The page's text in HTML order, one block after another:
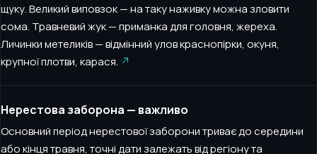
щуку. Великий виповзок — на таку наживку можна зловити
сома. Травневий жук — приманка для головня, жереха.
Личинки метеликів — відмінний улов краснопірки, окуня,
крупної плотви, карася.
Нерестова заборона — важливо
Основний період нерестової заборони триває до середини
або кінця травня, точні дати залежать від регіону та